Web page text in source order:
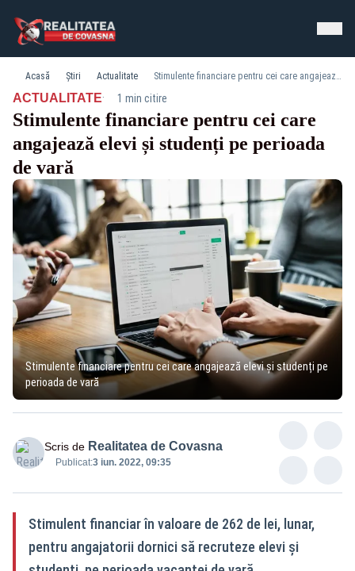
Acasă Știri Actualitate Stimulente financiare pentru cei care angajează elevi și studenți pe perioada de vară
ACTUALITATE· 1 min citire
Stimulente financiare pentru cei care
angajează elevi și studenți pe perioada
de vară
Stimulente financiare pentru cei care angajează elevi și studenți pe
perioada de vară
Scris de Realitatea de Covasna
Publicat:3 iun. 2022, 09:35
Stimulent financiar în valoare de 262 de lei, lunar,
pentru angajatorii dornici să recruteze elevi și